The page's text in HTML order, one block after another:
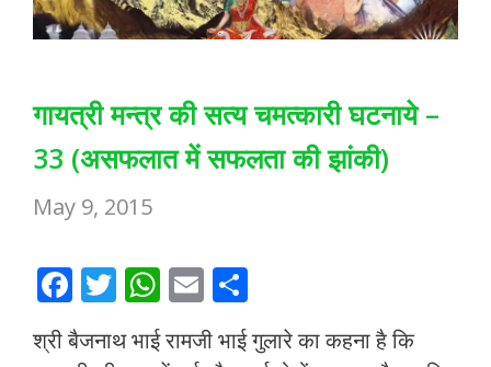
गायत्री मन्त्र की सत्य चमत्कारी घटनाये –
33 (असफलात में सफलता की झांकी)
May 9, 2015
F
ac
e
T
itt
W
at
E
m
ai ar
श्री बैजनाथ भाई रामजी भाई गुलारे का कहना है कि